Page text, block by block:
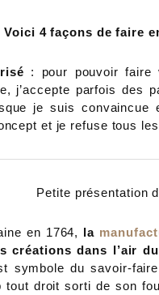
Voici 4 façons de faire
: pour pouvoir faire
j’accepte parfois des
je suis convaincue
et je refuse tous
Petite présentation
en 1764, la
créations dans l’air
symbole du savoir-
tout droit sorti de son